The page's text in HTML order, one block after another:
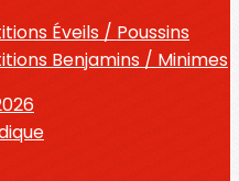
Éveils / Poussins
Benjamins / Minimes